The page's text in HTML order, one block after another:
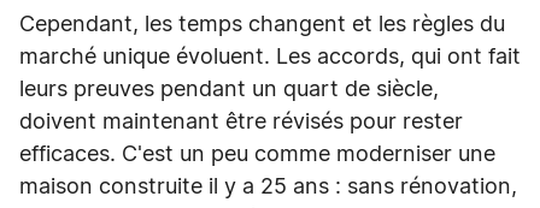
Cependant, les temps changent et les règles du
marché unique évoluent. Les accords, qui ont fait
leurs preuves pendant un quart de siècle,
doivent maintenant être révisés pour rester
efficaces. C'est un peu comme moderniser une
maison construite il y a 25 ans : sans rénovation,